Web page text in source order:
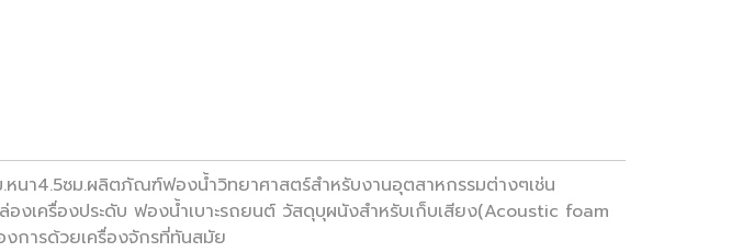
า4.5ซม.ผลิตภัณฑ์ฟองน้ำวิทยาศาสตร์สำหรับงานอุตสาหกรรมต่างๆเช่น
เครื่องประดับ ฟองน้ำเบาะรถยนต์ วัสดุบุผนังสำหรับเก็บเสียง(Acoustic foam
การด้วยเครื่องจักรที่ทันสมัย